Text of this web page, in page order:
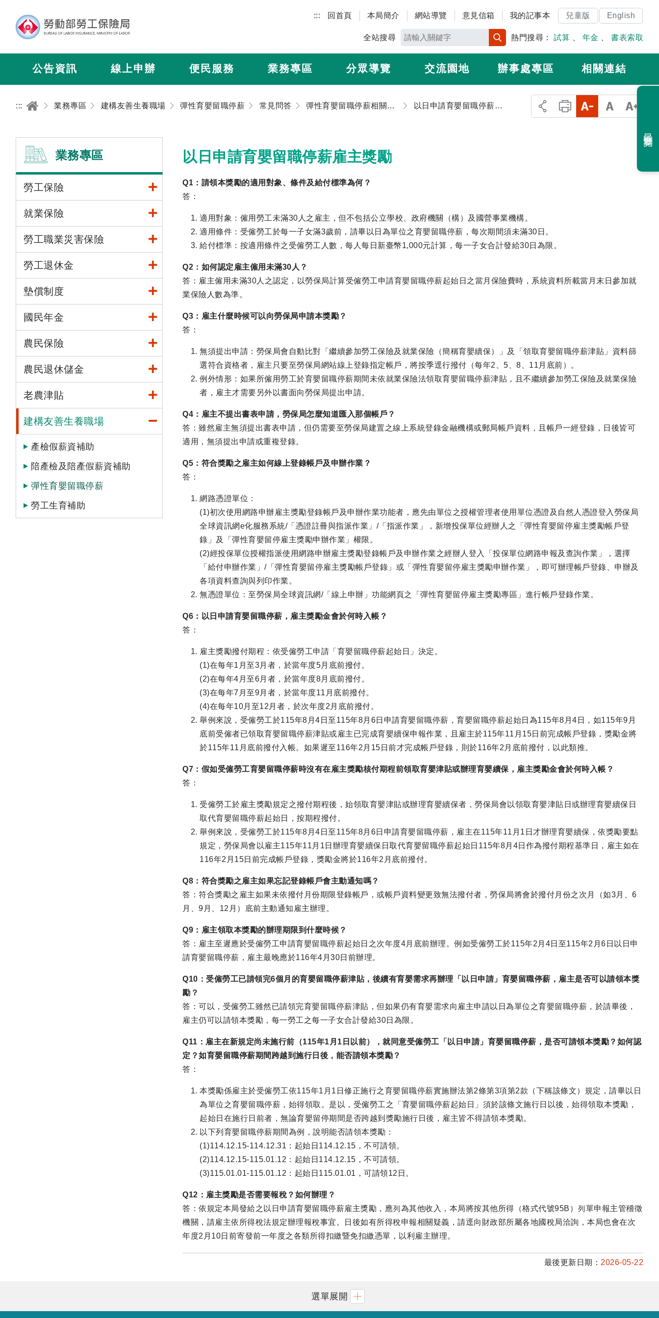
::: 回首頁 本局簡介 網站導覽 意見信箱 我的記事本 兒童版 English
全站搜尋 熱門搜尋： 試算 年金 書表索取
公告資訊 線上申辦 便民服務 業務專區 分眾導覽 交流園地 辦事處專區 相關連結
::: 業務專區 建構友善生養職場 彈性育嬰留職停薪 常見問答 彈性育嬰留職停薪相關Q&A 以日申請育嬰留職停薪雇主獎勵
業務專區
勞工保險
就業保險
勞工職業災害保險
勞工退休金
墊償制度
國民年金
農民保險
農民退休儲金
老農津貼
建構友善生養職場
產檢假薪資補助
陪產檢及陪產假薪資補助
彈性育嬰留職停薪
勞工生育補助
以日申請育嬰留職停薪雇主獎勵
Q1：請領本獎勵的適用對象、條件及給付標準為何？
答：
適用對象：僱用勞工未滿30人之雇主，但不包括公立學校、政府機關（構）及國營事業機構。
適用條件：受僱勞工於每一子女滿3歲前，請畢以日為單位之育嬰留職停薪，每次期間須未滿30日。
給付標準：按適用條件之受僱勞工人數，每人每日新臺幣1,000元計算，每一子女合計發給30日為限。
Q2：如何認定雇主僱用未滿30人？
答：雇主僱用未滿30人之認定，以勞保局計算受僱勞工申請育嬰留職停薪起始日之當月保險費時，系統資料所載當月末日參加就
業保險人數為準。
Q3：雇主什麼時候可以向勞保局申請本獎勵？
答：
無須提出申請：勞保局會自動比對「繼續參加勞工保險及就業保險（簡稱育嬰續保）」及「領取育嬰留職停薪津貼」資料篩
選符合資格者，雇主只要至勞保局網站線上登錄指定帳戶，將按季逕行撥付（每年2、5、8、11月底前）。
例外情形：如果所僱用勞工於育嬰留職停薪期間未依就業保險法領取育嬰留職停薪津貼，且不繼續參加勞工保險及就業保險
者，雇主才需要另外以書面向勞保局提出申請。
Q4：雇主不提出書表申請，勞保局怎麼知道匯入那個帳戶？
答：雖然雇主無須提出書表申請，但仍需要至勞保局建置之線上系統登錄金融機構或郵局帳戶資料，且帳戶一經登錄，日後皆可
適用，無須提出申請或重複登錄。
Q5：符合獎勵之雇主如何線上登錄帳戶及申辦作業？
答：
網路憑證單位：
(1)初次使用網路申辦雇主獎勵登錄帳戶及申辦作業功能者，應先由單位之授權管理者使用單位憑證及自然人憑證登入勞保局
全球資訊網e化服務系統/「憑證註冊與指派作業」/「指派作業」，新增投保單位經辦人之「彈性育嬰留停雇主獎勵帳戶登
錄」及「彈性育嬰留停雇主獎勵申辦作業」權限。
(2)經投保單位授權指派使用網路申辦雇主獎勵登錄帳戶及申辦作業之經辦人登入「投保單位網路申報及查詢作業」，選擇
「給付申辦作業」/「彈性育嬰留停雇主獎勵帳戶登錄」或「彈性育嬰留停雇主獎勵申辦作業」，即可辦理帳戶登錄、申辦及
各項資料查詢與列印作業。
無憑證單位：至勞保局全球資訊網/「線上申辦」功能網頁之「彈性育嬰留停雇主獎勵專區」進行帳戶登錄作業。
Q6：以日申請育嬰留職停薪，雇主獎勵金會於何時入帳？
答：
雇主獎勵撥付期程：依受僱勞工申請「育嬰留職停薪起始日」決定。
(1)在每年1月至3月者，於當年度5月底前撥付。
(2)在每年4月至6月者，於當年度8月底前撥付。
(3)在每年7月至9月者，於當年度11月底前撥付。
(4)在每年10月至12月者，於次年度2月底前撥付。
舉例來說，受僱勞工於115年8月4日至115年8月6日申請育嬰留職停薪，育嬰留職停薪起始日為115年8月4日，如115年9月
底前受僱者已領取育嬰留職停薪津貼或雇主已完成育嬰續保申報作業，且雇主於115年11月15日前完成帳戶登錄，獎勵金將
於115年11月底前撥付入帳。如果遲至116年2月15日前才完成帳戶登錄，則於116年2月底前撥付，以此類推。
Q7：假如受僱勞工育嬰留職停薪時沒有在雇主獎勵核付期程前領取育嬰津貼或辦理育嬰續保，雇主獎勵金會於何時入帳？
答：
受僱勞工於雇主獎勵規定之撥付期程後，始領取育嬰津貼或辦理育嬰續保者，勞保局會以領取育嬰津貼日或辦理育嬰續保日
取代育嬰留職停薪起始日，按期程撥付。
舉例來說，受僱勞工於115年8月4日至115年8月6日申請育嬰留職停薪，雇主在115年11月1日才辦理育嬰續保，依獎勵要點
規定，勞保局會以雇主115年11月1日辦理育嬰續保日取代育嬰留職停薪起始日115年8月4日作為撥付期程基準日，雇主如在
116年2月15日前完成帳戶登錄，獎勵金將於116年2月底前撥付。
Q8：符合獎勵之雇主如果忘記登錄帳戶會主動通知嗎？
答：符合獎勵之雇主如果未依撥付月份期限登錄帳戶，或帳戶資料變更致無法撥付者，勞保局將會於撥付月份之次月（如3月、6
月、9月、12月）底前主動通知雇主辦理。
Q9：雇主領取本獎勵的辦理期限到什麼時候？
答：雇主至遲應於受僱勞工申請育嬰留職停薪起始日之次年度4月底前辦理。例如受僱勞工於115年2月4日至115年2月6日以日申
請育嬰留職停薪，雇主最晚應於116年4月30日前辦理。
Q10：受僱勞工已請領完6個月的育嬰留職停薪津貼，後續有育嬰需求再辦理「以日申請」育嬰留職停薪，雇主是否可以請領本獎
勵？
答：可以，受僱勞工雖然已請領完育嬰留職停薪津貼，但如果仍有育嬰需求向雇主申請以日為單位之育嬰留職停薪，於請畢後，
雇主仍可以請領本獎勵，每一勞工之每一子女合計發給30日為限。
Q11：雇主在新規定尚未施行前（115年1月1日以前），就同意受僱勞工「以日申請」育嬰留職停薪，是否可請領本獎勵？如何認
定？如育嬰留職停薪期間跨越到施行日後，能否請領本獎勵？
答：
本獎勵係雇主於受僱勞工依115年1月1日修正施行之育嬰留職停薪實施辦法第2條第3項第2款（下稱該條文）規定，請畢以日
為單位之育嬰留職停薪，始得領取。是以，受僱勞工之「育嬰留職停薪起始日」須於該條文施行日以後，始得領取本獎勵，
起始日在施行日前者，無論育嬰留停期間是否跨越到獎勵施行日後，雇主皆不得請領本獎勵。
以下列育嬰留職停薪期間為例，說明能否請領本獎勵：
(1)114.12.15-114.12.31：起始日114.12.15，不可請領。
(2)114.12.15-115.01.12：起始日114.12.15，不可請領。
(3)115.01.01-115.01.12：起始日115.01.01，可請領12日。
Q12：雇主獎勵是否需要報稅？如何辦理？
答：依規定本局發給之以日申請育嬰留職停薪雇主獎勵，應列為其他收入，本局將按其他所得（格式代號95B）列單申報主管稽徵
機關，請雇主依所得稅法規定辦理報稅事宜。日後如有所得稅申報相關疑義，請逕向財政部所屬各地國稅局洽詢，本局也會在次
年度2月10日前寄發前一年度之各類所得扣繳暨免扣繳憑單，以利雇主辦理。
最後更新日期： 2026-05-22
選單展開